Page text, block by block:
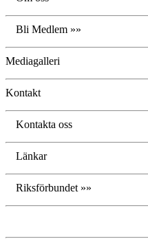
Bli Medlem »»
Mediagalleri
Kontakt
Kontakta oss
Länkar
Riksförbundet »»